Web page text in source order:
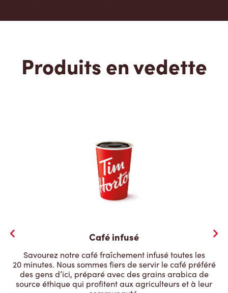
Produits en vedette
Café infusé
Savourez notre café fraîchement infusé toutes les
20 minutes. Nous sommes fiers de servir le café préféré
des gens d’ici, préparé avec des grains arabica de
source éthique qui profitent aux agriculteurs et à leur